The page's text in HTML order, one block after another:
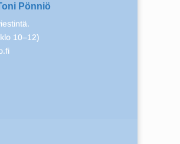
Pönniö
10–12)